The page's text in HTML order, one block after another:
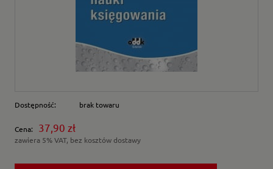
Dostępność: brak towaru
Cena: 37,90 zł
zawiera 5% VAT, bez kosztów dostawy